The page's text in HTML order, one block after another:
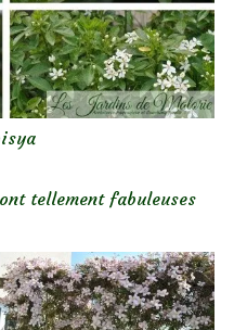
tellement fabuleuses